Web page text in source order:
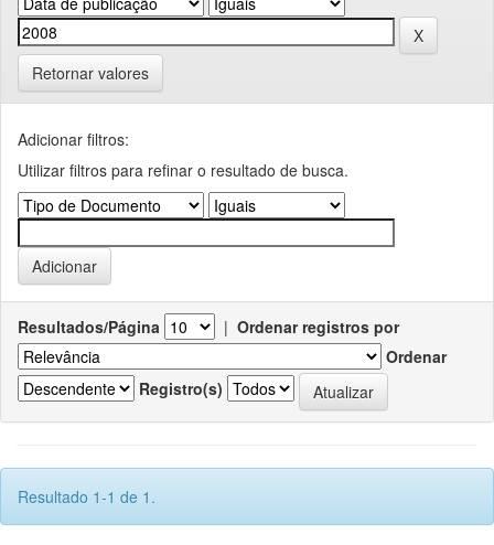
Retornar valores
Adicionar filtros:
Utilizar filtros para refinar o resultado de busca.
Resultados/Página | Ordenar registros por
Ordenar
Registro(s)
Resultado 1-1 de 1.